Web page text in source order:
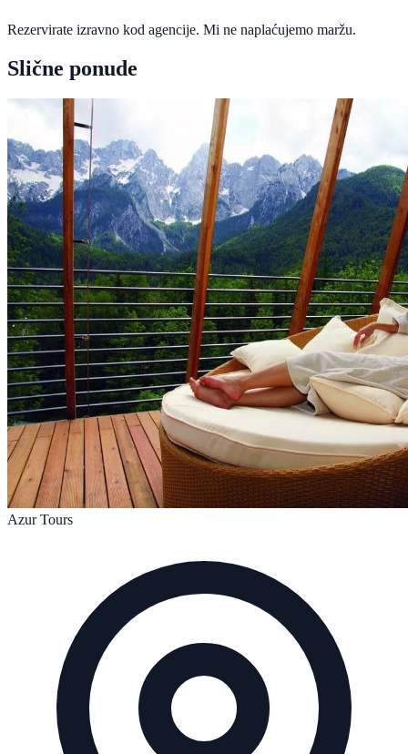
Rezervirate izravno kod agencije. Mi ne naplaćujemo maržu.
Slične ponude
Azur Tours